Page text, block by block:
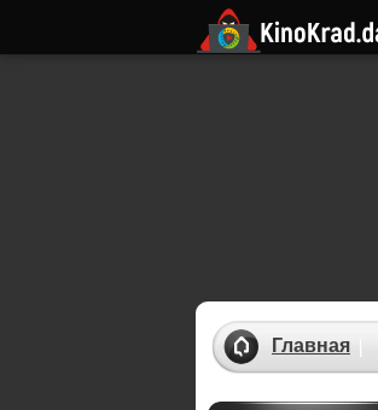
Главная